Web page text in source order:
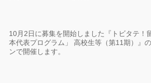
10月2日に募集を開始しました『トビタテ！
本代表プログラム」 高校生等（第11期）』
ンで開催します。